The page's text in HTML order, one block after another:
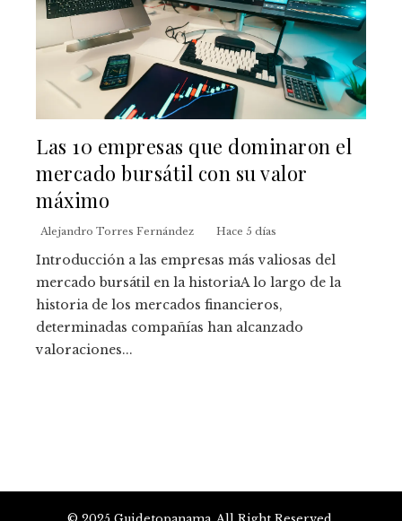
Las 10 empresas que dominaron el
mercado bursátil con su valor
máximo
Alejandro Torres Fernández Hace 5 días
Introducción a las empresas más valiosas del
mercado bursátil en la historiaA lo largo de la
historia de los mercados financieros,
determinadas compañías han alcanzado
valoraciones...